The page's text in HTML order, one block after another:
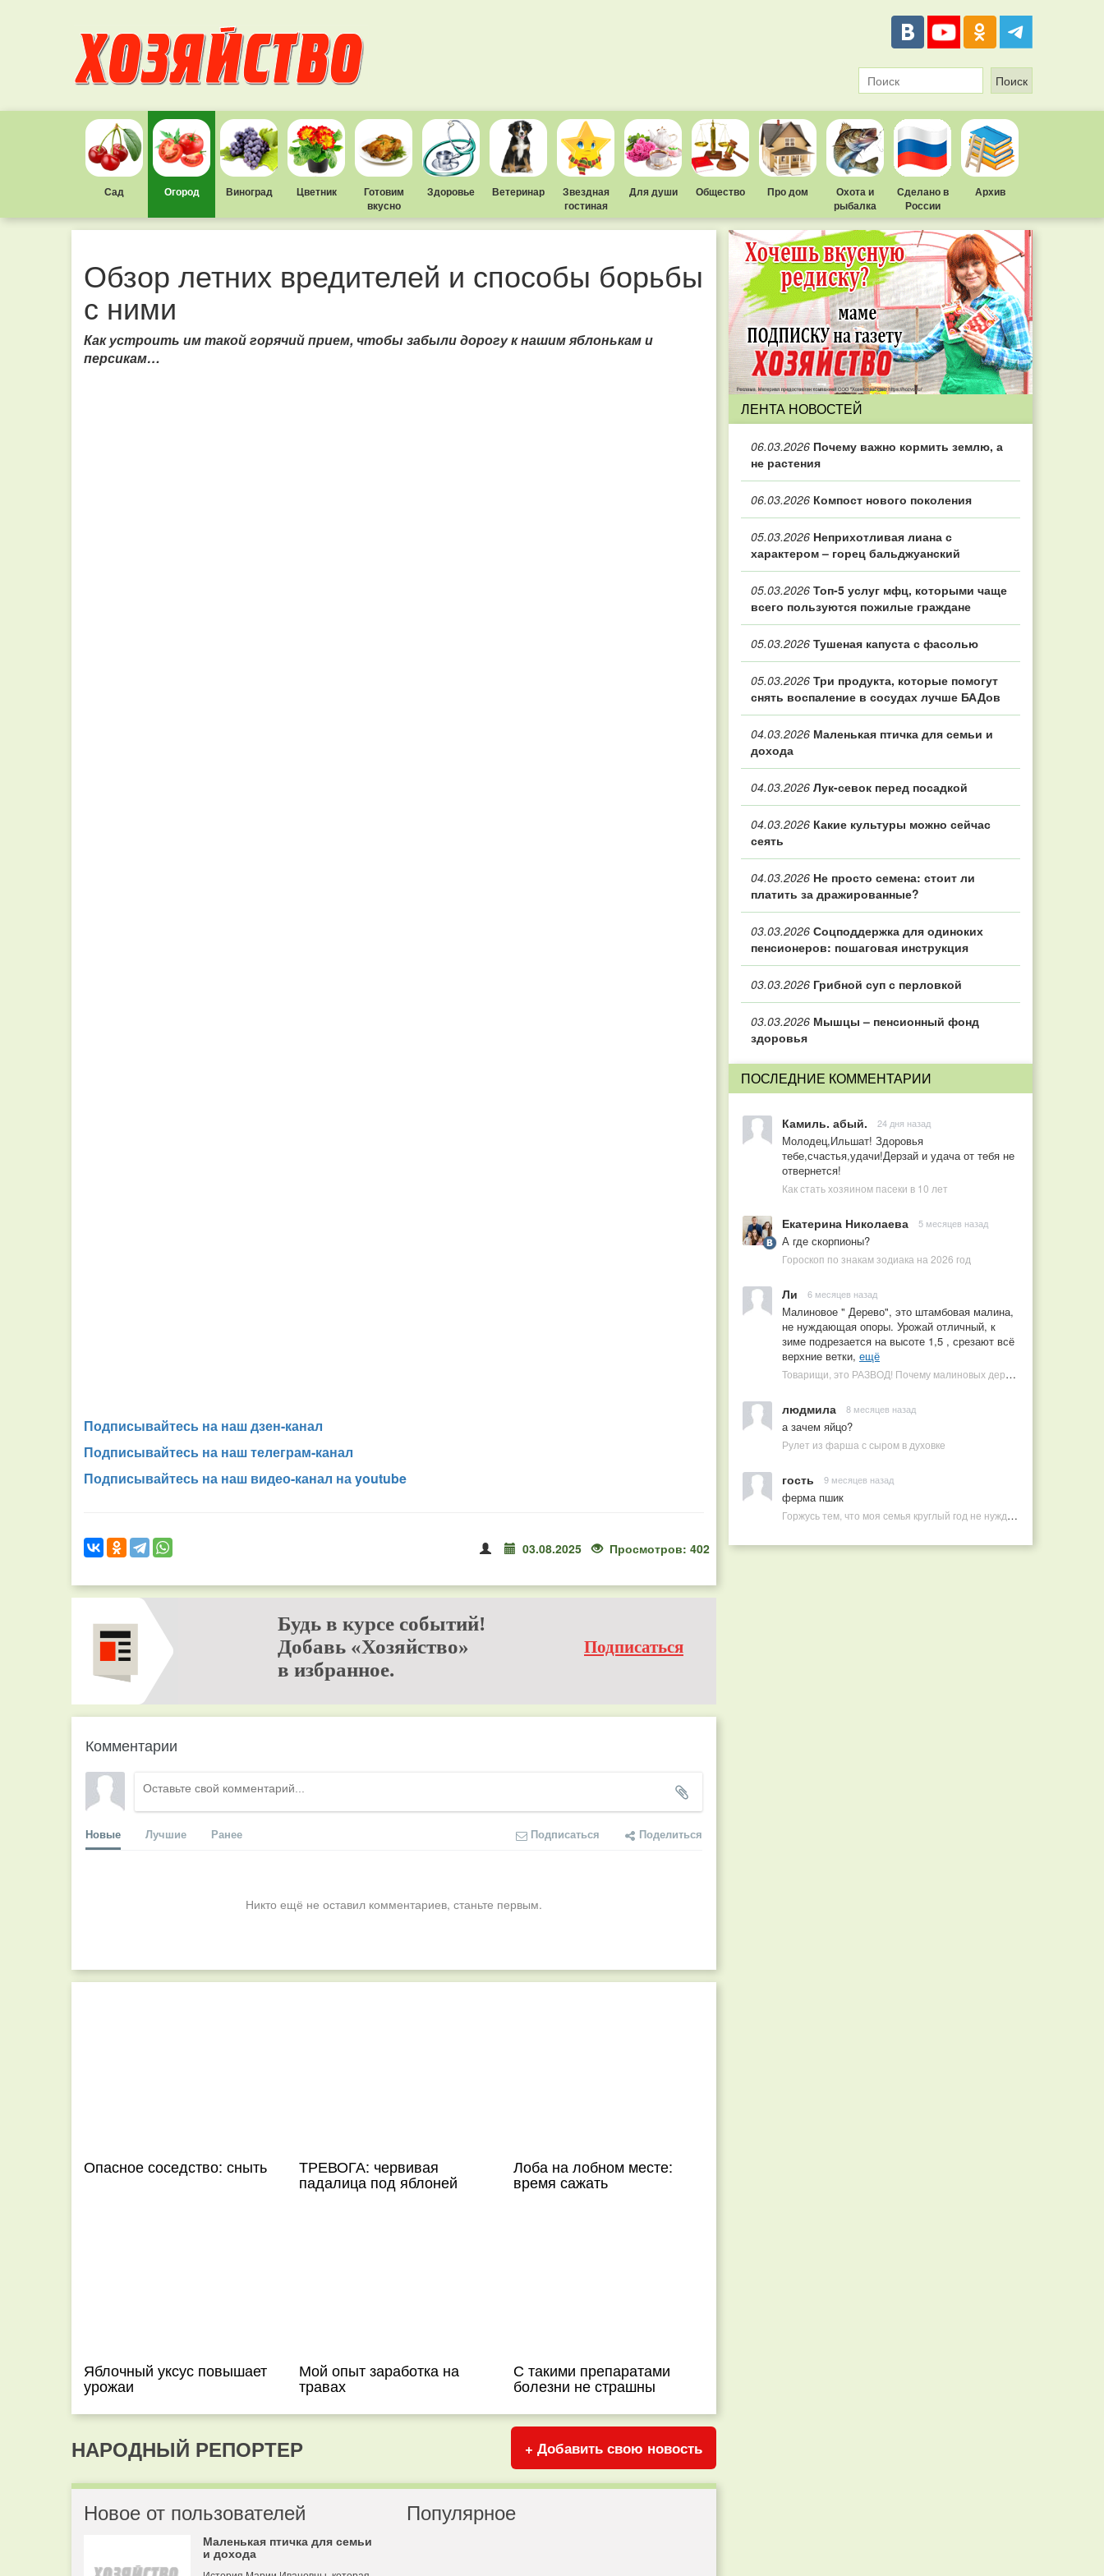
Сад Огород Виноград Цветник
Готовим
вкусно
Здоровье Ветеринар
Звездная
гостиная
Для души Общество Про дом
Охота и
рыбалка
Сделано в
России
Архив
Обзор летних вредителей и способы борьбы
с ними
Как устроить им такой горячий прием, чтобы забыли дорогу к нашим яблонькам и
персикам…
Подписывайтесь на наш дзен-канал
Подписывайтесь на наш телеграм-канал
Подписывайтесь на наш видео-канал на youtube
03.08.2025 Просмотров: 402
Будь в курсе событий!
Добавь «Хозяйство»
в избранное.
Подписаться
Комментарии
Новые Лучшие Ранее Подписаться Поделиться
Никто ещё не оставил комментариев, станьте первым.
Опасное соседство: сныть ТРЕВОГА: червивая
падалица под яблоней
Лоба на лобном месте:
время сажать
Яблочный уксус повышает
урожаи
Мой опыт заработка на
травах
С такими препаратами
болезни не страшны
НАРОДНЫЙ РЕПОРТЕР + Добавить свою новость
Новое от пользователей
Маленькая птичка для семьи
и дохода
Популярное
ЛЕНТА НОВОСТЕЙ
06.03.2026 Почему важно кормить землю, а
не растения
06.03.2026 Компост нового поколения
05.03.2026 Неприхотливая лиана с
характером – горец бальджуанский
05.03.2026 Топ‑5 услуг мфц, которыми чаще
всего пользуются пожилые граждане
05.03.2026 Тушеная капуста с фасолью
05.03.2026 Три продукта, которые помогут
снять воспаление в сосудах лучше БАДов
04.03.2026 Маленькая птичка для семьи и
дохода
04.03.2026 Лук-севок перед посадкой
04.03.2026 Какие культуры можно сейчас
сеять
04.03.2026 Не просто семена: стоит ли
платить за дражированные?
03.03.2026 Соцподдержка для одиноких
пенсионеров: пошаговая инструкция
03.03.2026 Грибной суп с перловкой
03.03.2026 Мышцы – пенсионный фонд
здоровья
ПОСЛЕДНИЕ КОММЕНТАРИИ
Камиль. абый. 24 дня назад
Молодец,Ильшат! Здоровья
тебе,счастья,удачи!Дерзай и удача от тебя не
отвернется!
Как стать хозяином пасеки в 10 лет
Екатерина Николаева 5 месяцев назад
А где скорпионы?
Гороскоп по знакам зодиака на 2026 год
Ли 6 месяцев назад
Малиновое " Дерево", это штамбовая малина,
не нуждающая опоры. Урожай отличный, к
зиме подрезается на высоте 1,5 , срезают всё
верхние ветки, ещё
Товарищи, это РАЗВОД! Почему малиновых деревьев не бывает, или Как ушлые продавцы наживаются на мечтах садоводов
людмила 8 месяцев назад
а зачем яйцо?
Рулет из фарша с сыром в духовке
гость 9 месяцев назад
ферма пшик
Горжусь тем, что моя семья круглый год не нуждается в покупных витаминах